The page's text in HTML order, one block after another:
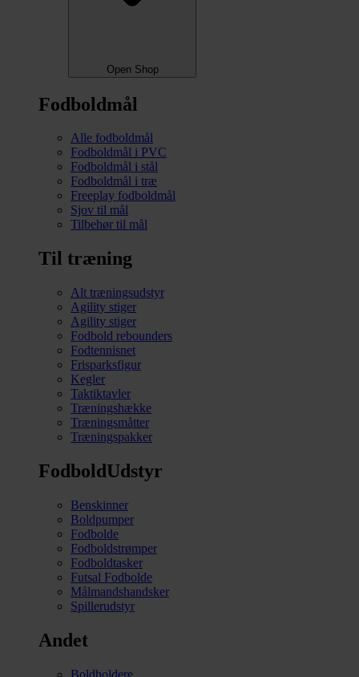
Open Shop
Fodboldmål
Alle fodboldmål
Fodboldmål i PVC
Fodboldmål i stål
Fodboldmål i træ
Freeplay fodboldmål
Sjov til mål
Tilbehør til mål
Til træning
Alt træningsudstyr
Agility stiger
Agility stiger
Fodbold rebounders
Fodtennisnet
Frisparksfigur
Kegler
Taktiktavler
Træningshække
Træningsmåtter
Træningspakker
FodboldUdstyr
Benskinner
Boldpumper
Fodbolde
Fodboldstrømper
Fodboldtasker
Futsal Fodbolde
Målmandshandsker
Spillerudstyr
Andet
Boldholdere